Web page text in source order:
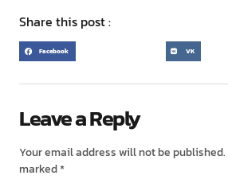
Share this post :
Facebook VK
Leave a Reply
Your email address will not be published.
marked*